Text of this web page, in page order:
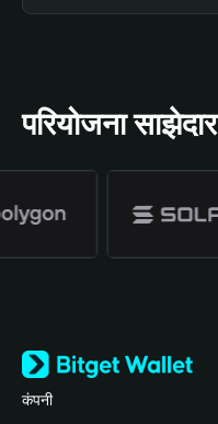
परियोजना साझेदार
कंपनी